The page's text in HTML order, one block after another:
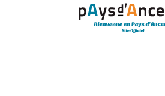
Panneau de gestion des cookies